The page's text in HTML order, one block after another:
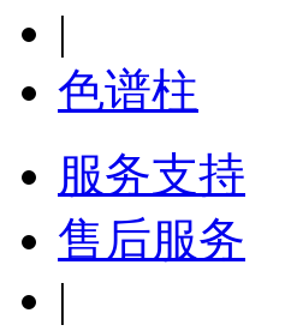
|
色谱柱
服务支持
售后服务
|